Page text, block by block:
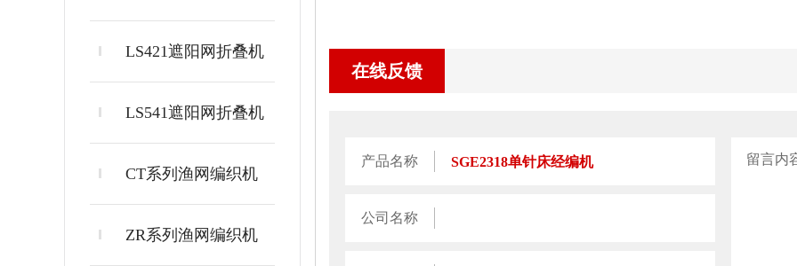
LS421遮阳网折叠机
LS541遮阳网折叠机
CT系列渔网编织机
ZR系列渔网编织机
在线反馈
产品名称
公司名称
留言内